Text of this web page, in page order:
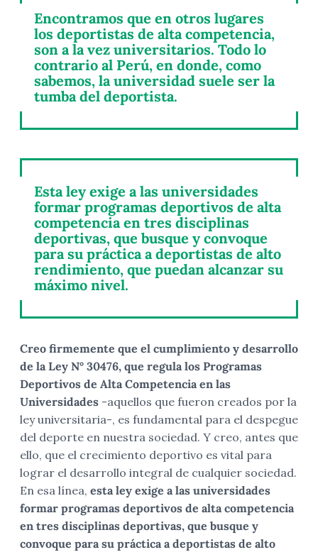
Encontramos que en otros lugares
los deportistas de alta competencia,
son a la vez universitarios. Todo lo
contrario al Perú, en donde, como
sabemos, la universidad suele ser la
tumba del deportista.
Esta ley exige a las universidades
formar programas deportivos de alta
competencia en tres disciplinas
deportivas, que busque y convoque
para su práctica a deportistas de alto
rendimiento, que puedan alcanzar su
máximo nivel.
Creo firmemente que el cumplimiento y desarrollo
de la Ley N° 30476, que regula los Programas
Deportivos de Alta Competencia en las
Universidades -aquellos que fueron creados por la
ley universitaria-, es fundamental para el despegue
del deporte en nuestra sociedad. Y creo, antes que
ello, que el crecimiento deportivo es vital para
lograr el desarrollo integral de cualquier sociedad.
En esa línea, esta ley exige a las universidades
formar programas deportivos de alta competencia
en tres disciplinas deportivas, que busque y
convoque para su práctica a deportistas de alto